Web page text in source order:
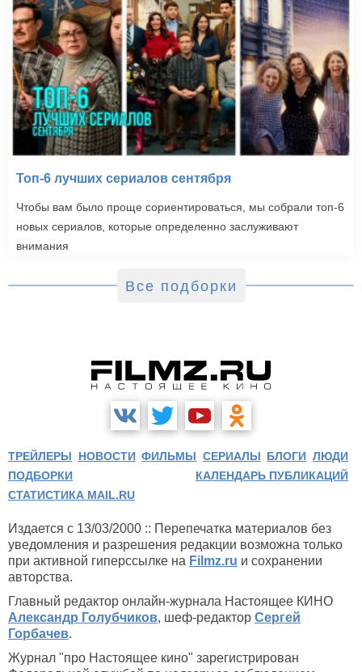
Топ-6 лучших сериалов сентября
Чтобы вам было проще сориентироваться, мы собрали топ-6
новых сериалов, которые определенно заслуживают
внимания
Все подборки
ТРЕЙЛЕРЫ НОВОСТИ ФИЛЬМЫ СЕРИАЛЫ БЛОГИ ЛЮДИ
ПОДБОРКИ
КАЛЕНДАРЬ ПУБЛИКАЦИЙ
СТАТИСТИКА MAIL.RU
Издается с 13/03/2000 :: Перепечатка материалов без
уведомления и разрешения редакции возможна только
при активной гиперссылке на Filmz.ru и сохранении
авторства.
Главный редактор онлайн-журнала Настоящее КИНО
Александр Голубчиков, шеф-редактор Сергей
Горбачев.
Журнал "про Настоящее кино" зарегистрирован